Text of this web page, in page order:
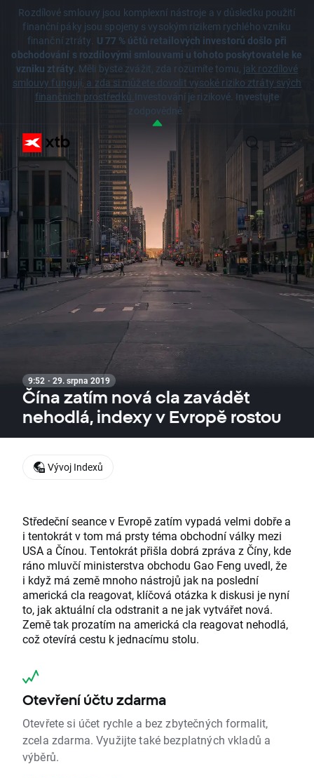
Rozdílové smlouvy jsou komplexní nástroje a v důsledku použití
finanční páky jsou spojeny s vysokým rizikem rychlého vzniku
finanční ztráty. U 77 % účtů retailových investorů došlo při
obchodování s rozdílovými smlouvami u tohoto poskytovatele ke
vzniku ztráty. Měli byste zvážit, zda rozumíte tomu, jak rozdílové
smlouvy fungují, a zda si můžete dovolit vysoké riziko ztráty svých
finančních prostředků.Investování je rizikové. Investujte
zodpovědně.
9:52 · 29. srpna 2019
Čína zatím nová cla zavádět
nehodlá, indexy v Evropě rostou
Středeční seance v Evropě zatím vypadá velmi dobře a
i tentokrát v tom má prsty téma obchodní války mezi
USA a Čínou. Tentokrát přišla dobrá zpráva z Číny, kde
ráno mluvčí ministerstva obchodu Gao Feng uvedl, že
i když má země mnoho nástrojů jak na poslední
americká cla reagovat, klíčová otázka k diskusi je nyní
to, jak aktuální cla odstranit a ne jak vytvářet nová.
Země tak prozatím na americká cla reagovat nehodlá,
což otevírá cestu k jednacímu stolu.
Otevření účtu zdarma
Otevřete si účet rychle a bez zbytečných formalit,
zcela zdarma. Využijte také bezplatných vkladů a
výběrů.
Vývoj Indexů